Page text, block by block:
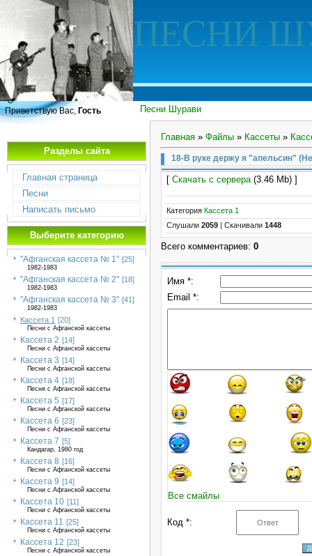
ПЕСНИ
Песни Шурави
Приветствую Вас, Гость
Разделы сайта
Главная страница
Песни
Написать письмо
Выберите категорию
"Афганская кассета № 1" [25]
1982-1983
"Афганская кассета № 2" [18]
1982-1983
"Афганская кассета № 3" [41]
1982-1983
Кассета 1 [20]
Песни с Афганской кассеты
Кассета 2 [14]
Песни с Афганской кассеты
Кассета 3 [14]
Песни с Афганской кассеты
Кассета 4 [18]
Песня с Афганской кассеты
Кассета 5 [17]
Песни с Афганской кассеты
Кассета 6 [23]
Песни с Афганской кассеты
Кассета 7 [5]
Кандагар, 1980 год
Кассета 8 [16]
Песни с Афганской кассеты
Кассета 9 [14]
Песни с Афганской кассеты
Кассета 10 [11]
Песни с Афганской кассеты
Кассета 11 [25]
Песни с Афганской кассеты
Кассета 12 [23]
Песни с Афганской кассеты
Главная » Файлы » Кассеты »
18-В руке держу я "апельсин"
[ Скачать с сервера(3.46 Mb) ]
Категория Кассета 1
Слушали 2059 Скачивали 1448
Всего комментариев: 0
Имя *:
Email *:
Все смайлы
Код *: